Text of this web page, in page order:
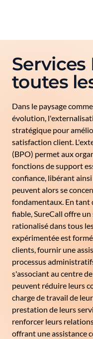
Services
toutes
Dans le paysage
évolution,
stratégique pour
satisfaction client.
(BPO) permet aux
fonctions de support
confiance, libérant
peuvent alors se
fondamentaux. En tant
fiable, SureCall offre
rationalisé dans tous
expérimentée est
clients, fournir une
processus
s'associant au centre
peuvent réduire leurs
charge de travail de
prestation de leurs
renforcer leurs
offrant une assistance